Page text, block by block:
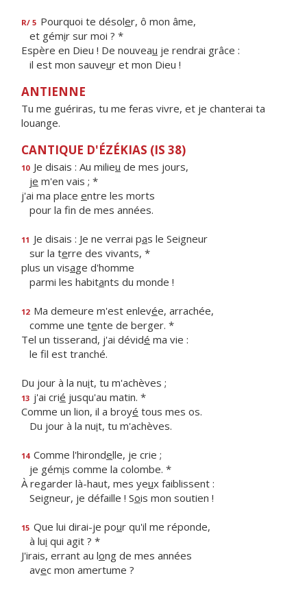
R/ 5 Pourquoi te désoler, ô mon âme,
et gémir sur moi ? *
Espère en Dieu ! De nouveau je rendrai grâce :
il est mon sauveur et mon Dieu !
ANTIENNE
Tu me guériras, tu me feras vivre, et je chanterai ta
louange.
CANTIQUE D'ÉZÉKIAS (IS 38)
10 Je disais : Au milieu de mes jours,
je m'en vais ; *
j'ai ma place entre les morts
pour la fn de mes années.
11 Je disais : Je ne verrai pas le Seigneur
sur la terre des vivants, *
plus un visage d'homme
parmi les habitants du monde !
12 Ma demeure m'est enlevée, arrachée,
comme une tente de berger. *
Tel un tisserand, j'ai dévidé ma vie :
le fl est tranché.
Du jour à la nuit, tu m'achèves ;
13 j'ai crié jusqu'au matin. *
Comme un lion, il a broyé tous mes os.
Du jour à la nuit, tu m'achèves.
14 Comme l'hirondelle, je crie ;
je gémis comme la colombe. *
À regarder là-haut, mes yeux faiblissent :
Seigneur, je défaille ! Sois mon soutien !
15 Que lui dirai-je pour qu'il me réponde,
à lui qui agit ? *
J'irais, errant au long de mes années
avec mon amertume ?